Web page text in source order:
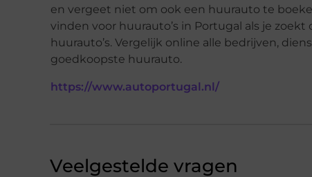
en vergeet niet om ook een huurauto te
vinden voor huurauto’s in Portugal als je
huurauto’s. Vergelijk online alle bedrijven,
goedkoopste huurauto.
https://www.autoportugal.nl/
Veelgestelde vragen